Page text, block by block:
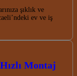
şıklık ve
ev ve iş
Montaj